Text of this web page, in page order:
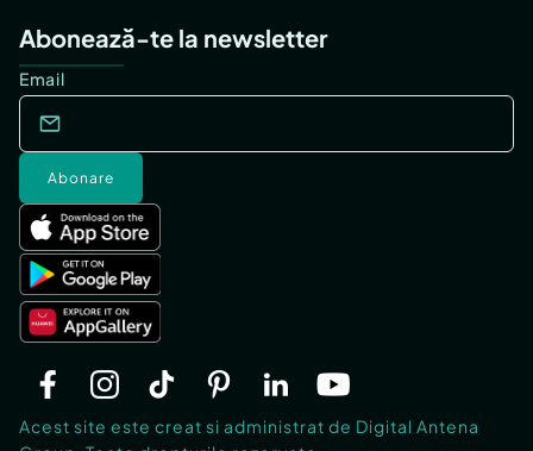
Abonează-te la newsletter
Email
Abonare
Acest site este creat si administrat de Digital Antena